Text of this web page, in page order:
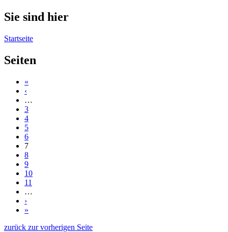
Sie sind hier
Startseite
Seiten
«
‹
…
3
4
5
6
7
8
9
10
11
…
›
»
zurück zur vorherigen Seite